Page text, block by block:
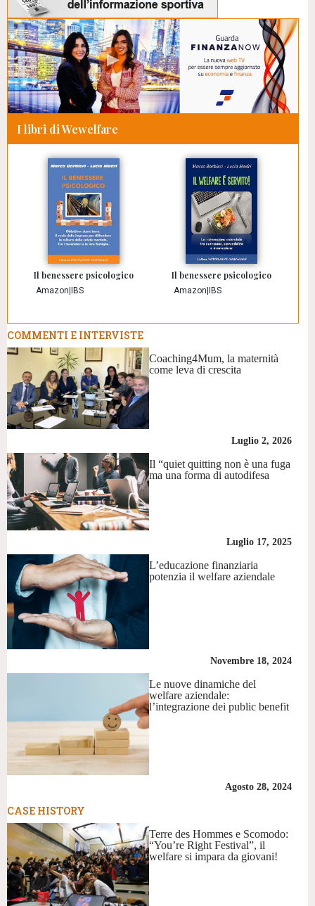
I libri di Wewelfare
Il benessere psicologico
Amazon IBS
Il benessere psicologico
Amazon IBS
COMMENTI E INTERVISTE
Coaching4Mum, la maternità
come leva di crescita
Luglio 2, 2026
Il “quiet quitting non è una fuga
ma una forma di autodifesa
Luglio 17, 2025
L’educazione finanziaria
potenzia il welfare aziendale
Novembre 18, 2024
Le nuove dinamiche del
welfare aziendale:
l’integrazione dei public benefit
Agosto 28, 2024
CASE HISTORY
Terre des Hommes e Scomodo:
“You’re Right Festival”, il
welfare si impara da giovani!